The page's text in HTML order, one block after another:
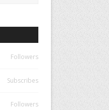
Followers
Subscribes
Followers